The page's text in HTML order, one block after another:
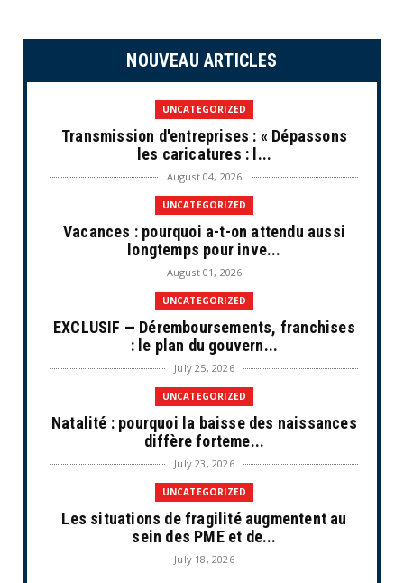
NOUVEAU ARTICLES
UNCATEGORIZED
Transmission d'entreprises : « Dépassons
les caricatures : l...
August 04, 2026
UNCATEGORIZED
Vacances : pourquoi a-t-on attendu aussi
longtemps pour inve...
August 01, 2026
UNCATEGORIZED
EXCLUSIF — Déremboursements, franchises
: le plan du gouvern...
July 25, 2026
UNCATEGORIZED
Natalité : pourquoi la baisse des naissances
diffère forteme...
July 23, 2026
UNCATEGORIZED
Les situations de fragilité augmentent au
sein des PME et de...
July 18, 2026